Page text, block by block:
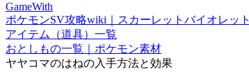
GameWith
ポケモンSV攻略wiki｜スカーレットバイオレット
アイテム（道具）一覧
おとしもの一覧｜ポケモン素材
ヤヤコマのはねの入手方法と効果